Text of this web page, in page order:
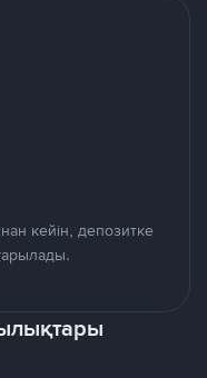
кейін, депозитке